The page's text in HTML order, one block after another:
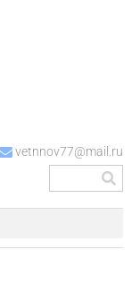
vetnnov77@mail.ru